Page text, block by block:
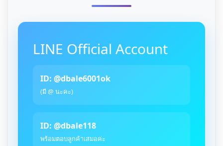
LINE Official Account
ID: @dbale6001ok
(มี @ นะคะ)
ID: @dbale118
พร้อมตอบลูกค้าเสมอค่ะ